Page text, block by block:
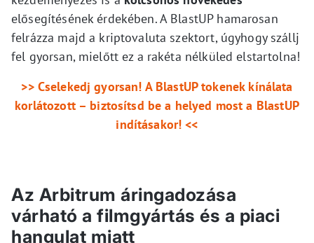
elősegítésének érdekében. A BlastUP hamarosan
felrázza majd a kriptovaluta szektort, úgyhogy szállj
fel gyorsan, mielőtt ez a rakéta nélküled elstartolna!
>> Cselekedj gyorsan! A BlastUP tokenek kínálata
korlátozott – biztosítsd be a helyed most a BlastUP
indításakor! <<
Az Arbitrum áringadozása
várható a filmgyártás és a piaci
hangulat miatt